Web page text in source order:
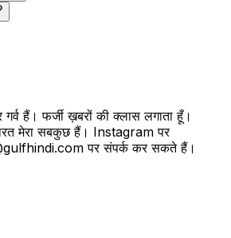
गर्व हैं। फर्जी ख़बरों की क्लास लगाता हूँ।
मेरा सबकुछ हैं। Instagram पर
पर संपर्क कर सकते हैं।